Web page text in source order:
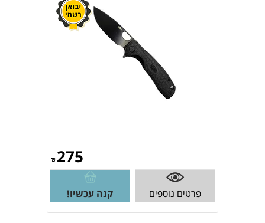
₪275
פרטים נוספים קנה עכשיו!